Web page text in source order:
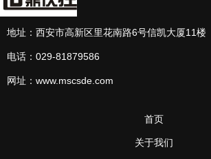
地址：西安市高新区里花南路6号信凯大厦11楼
电话：029-81879586
网址：www.mscsde.com
首页
关于我们